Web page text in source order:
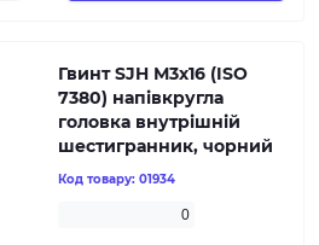
Гвинт SJH М3х16 (ISO
7380) напівкругла
головка внутрішній
шестигранник, чорний
Код товару: 01934
0